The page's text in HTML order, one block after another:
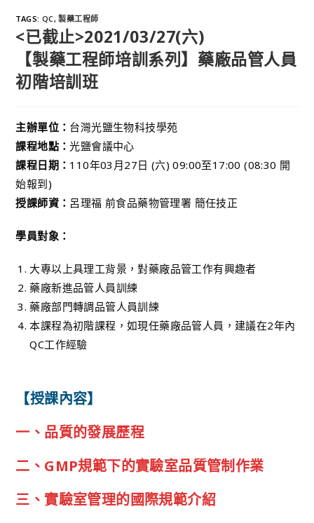
TAGS: QC, 製藥工程師
<已截止>2021/03/27(六)
【製藥工程師培訓系列】藥廠品管人員
初階培訓班
主辦單位： 台灣光鹽生物科技學苑
課程地點：光鹽會議中心
課程日期： 110年03月27日 (六) 09:00至17:00 (08:30 開
始報到)
授課師資： 呂理福 前食品藥物管理署 簡任技正
學員對象：
大專以上具理工背景，對藥廠品管工作有興趣者
藥廠新進品管人員訓練
藥廠部門轉調品管人員訓練
本課程為初階課程，如現任藥廠品管人員，建議在2年內
QC工作經驗
【授課內容】
一、品質的發展歷程
二、GMP規範下的實驗室品質管制作業
三、實驗室管理的國際規範介紹